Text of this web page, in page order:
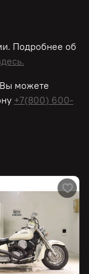
Подробнее об
можете
+7(800) 600-